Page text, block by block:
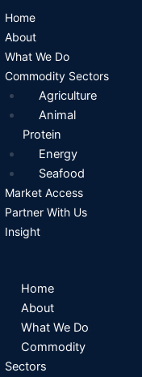
Home
About
What We Do
Commodity Sectors
Agriculture
Animal
Protein
Energy
Seafood
Market Access
Partner With Us
Insight
Home
About
What We Do
Commodity
Sectors